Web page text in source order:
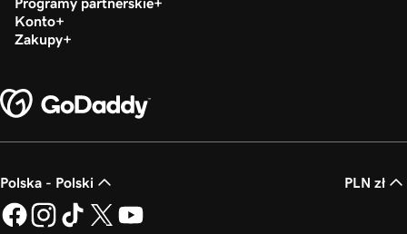
Konto
Zakupy
Polska - Polski PLN zł